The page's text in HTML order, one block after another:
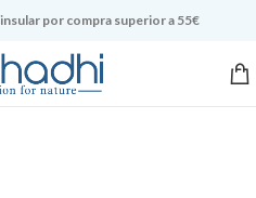
por compra superior a 55€